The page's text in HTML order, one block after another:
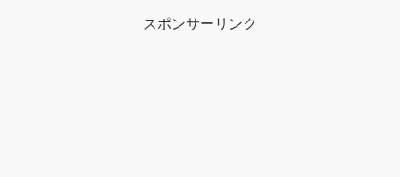
スポンサーリンク